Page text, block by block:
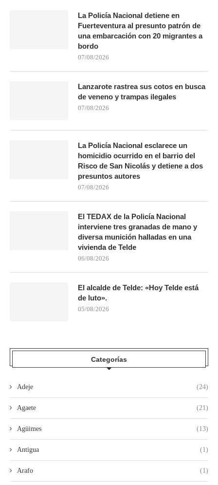
La Policía Nacional detiene en
Fuerteventura al presunto patrón de
una embarcación con 20 migrantes a
bordo
07/08/2026
Lanzarote rastrea sus cotos en busca
de veneno y trampas ilegales
07/08/2026
La Policía Nacional esclarece un
homicidio ocurrido en el barrio del
Risco de San Nicolás y detiene a dos
presuntos autores
07/08/2026
El TEDAX de la Policía Nacional
interviene tres granadas de mano y
diversa munición halladas en una
vivienda de Telde
06/08/2026
El alcalde de Telde: «Hoy Telde está
de luto».
05/08/2026
Categorías
Adeje (24)
Agaete (21)
Agüimes (13)
Antigua (1)
Arafo (1)